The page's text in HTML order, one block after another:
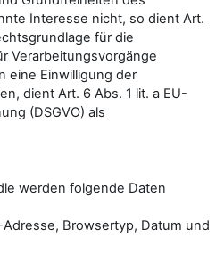
Interesse nicht, so dient Art.
für die
Verarbeitungsvorgänge
eine Einwilligung der
dient Art. 6 Abs. 1 lit. a EU-
(DSGVO) als
werden folgende Daten
Browsertyp, Datum und